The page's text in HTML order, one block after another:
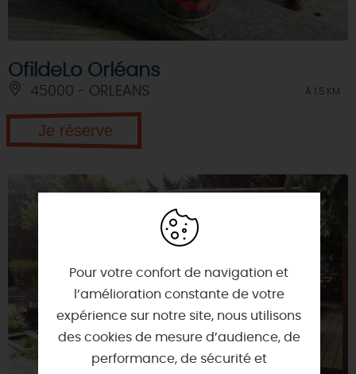
OfildeLo Orléans
45000 - ORLEANS À 1.5 KM
Je réserve
Pour votre confort de navigation et
l’amélioration constante de votre
expérience sur notre site, nous utilisons
des cookies de mesure d’audience, de
performance, de sécurité et